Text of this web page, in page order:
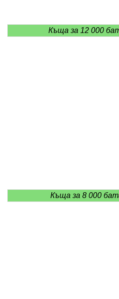
Къща за 12 000
Къща за 8 000